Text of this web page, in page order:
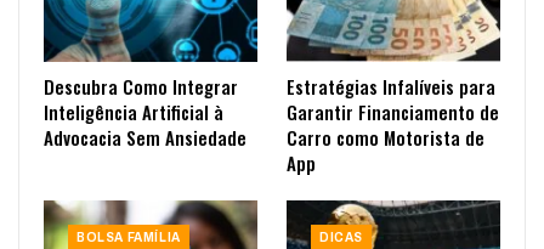
Descubra Como Integrar
Inteligência Artificial à
Advocacia Sem Ansiedade
Estratégias Infalíveis para
Garantir Financiamento de
Carro como Motorista de
App
BOLSA FAMÍLIA DICAS